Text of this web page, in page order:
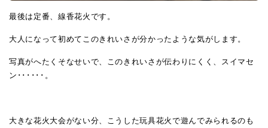
最後は定番、線香花火です。
大人になって初めてこのきれいさが分かったような気がします。
写真がへたくそなせいで、このきれいさが伝わりにくく、スイマセ
ン･･････。
大きな花火大会がない分、こうした玩具花火で遊んでみられるのも